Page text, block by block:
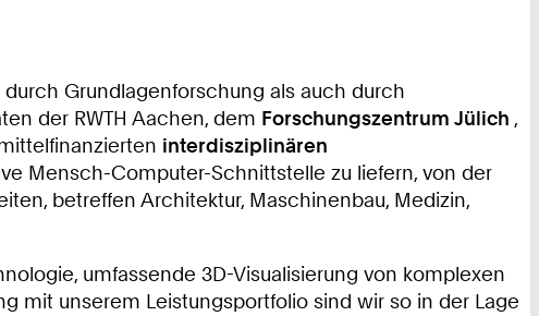
Grundlagenforschung als auch durch
der RWTH Aachen, dem Forschungszentrum Jülich ,
interdisziplinären
Mensch-Computer-Schnittstelle zu liefern, von der
betreffen Architektur, Maschinenbau, Medizin,
umfassende 3D-Visualisierung von komplexen
mit unserem Leistungsportfolio sind wir so in der Lage